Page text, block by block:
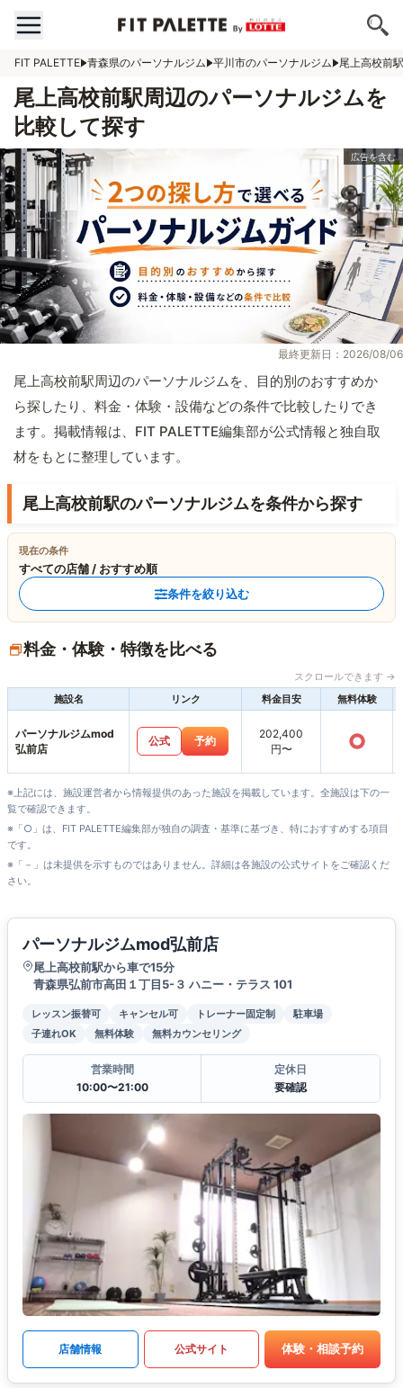
FIT PALETTE 青森県のパーソナルジム 平川市のパーソナルジム 尾上高校前
尾上高校前駅周辺のパーソナルジムを
比較して探す
最終更新日：2026/08/06
尾上高校前駅周辺のパーソナルジムを、目的別のおすすめか
ら探したり、料金・体験・設備などの条件で比較したりでき
ます。掲載情報は、FIT PALETTE編集部が公式情報と独自取
材をもとに整理しています。
尾上高校前駅のパーソナルジムを条件から探す
現在の条件
すべての店舗 / おすすめ順
条件を絞り込む
料金・体験・特徴を比べる
スクロールできます →
施設名
リンク 料金目安 無料体験
パーソナルジムmod
弘前店
公式 予約
202,400
円〜
○
※上記には、施設運営者から情報提供のあった施設を掲載しています。全施設は下の一
覧で確認できます。
※「○」は、FIT PALETTE編集部が独自の調査・基準に基づき、特におすすめする項目
です。
※「－」は未提供を示すものではありません。詳細は各施設の公式サイトをご確認くだ
さい。
パーソナルジムmod弘前店
尾上高校前駅から車で15分
青森県弘前市高田１丁目5-３ ハニー・テラス 101
レッスン振替可 キャンセル可 トレーナー固定制
駐車場
子連れOK
無料体験 無料カウンセリング
営業時間
10:00〜21:00
定休日
要確認
店舗情報 公式サイト 体験・相談予約